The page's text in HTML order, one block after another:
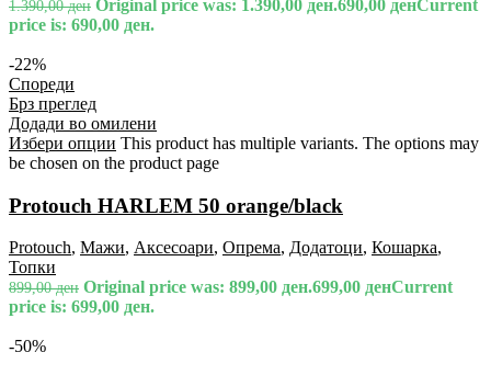
1.390,00ден Original price was: 1.390,00 ден.690,00 денCurrent
price is: 690,00 ден.
-22%
Спореди
Брз преглед
Додади во омилени
Избери опции This product has multiple variants. The options may
be chosen on the product page
Protouch HARLEM 50 orange/black
Protouch, Мажи, Аксесоари, Опрема, Додатоци, Кошарка,
Топки
899,00ден Original price was: 899,00 ден.699,00 денCurrent
price is: 699,00 ден.
-50%